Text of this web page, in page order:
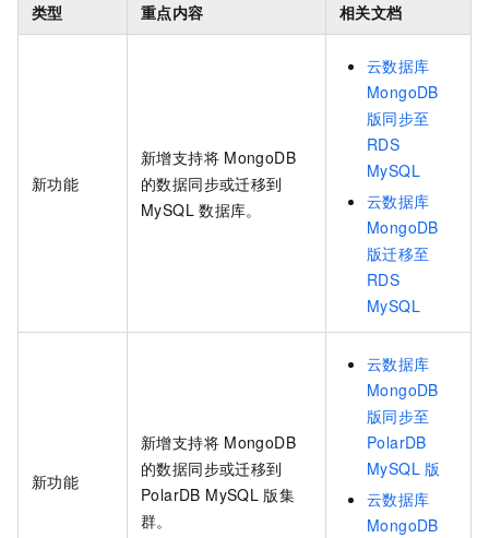
类型 重点内容 相关文档
新功能
新增支持将 MongoDB
的数据同步或迁移到
MySQL 数据库。
云数据库
MongoDB
版同步至
RDS
MySQL
云数据库
MongoDB
版迁移至
RDS
MySQL
新功能
新增支持将 MongoDB
的数据同步或迁移到
PolarDB MySQL 版集
群。
云数据库
MongoDB
版同步至
PolarDB
MySQL 版
云数据库
MongoDB